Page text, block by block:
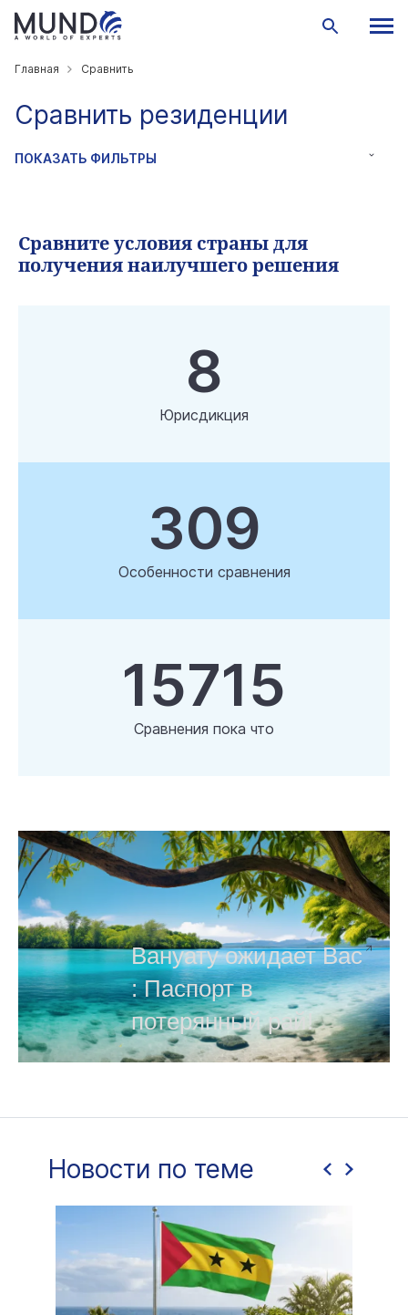
Главная Сравнить
Сравнить резиденции
ПОКАЗАТЬ ФИЛЬТРЫ
Сравните условия страны для
получения наилучшего решения
8
Юрисдикция
309
Особенности сравнения
15715
Сравнения пока что
Вануату ожидает Вас
: Паспорт в
потерянный рай!
Новости по теме